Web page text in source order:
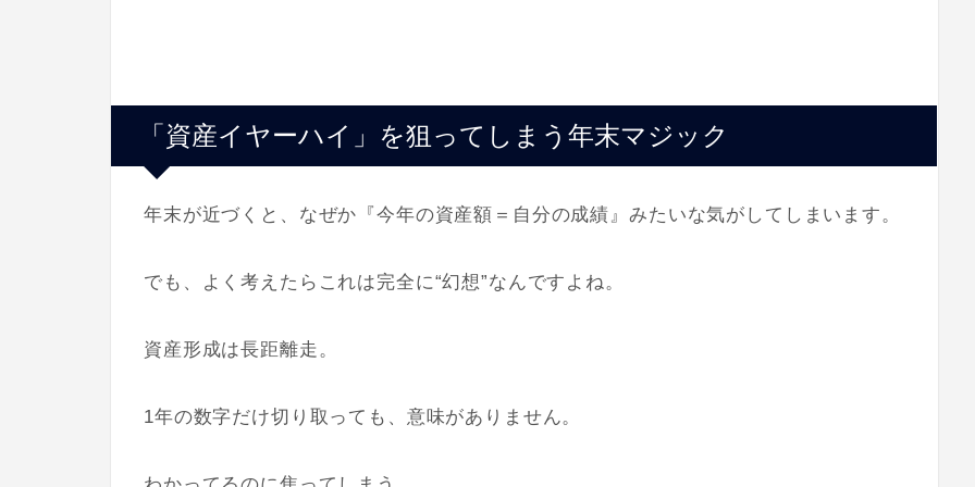
「資産イヤーハイ」を狙ってしまう年末マジック
年末が近づくと、なぜか『今年の資産額＝自分の成績』みたいな気がしてしまいます。
でも、よく考えたらこれは完全に“幻想”なんですよね。
資産形成は長距離走。
1年の数字だけ切り取っても、意味がありません。